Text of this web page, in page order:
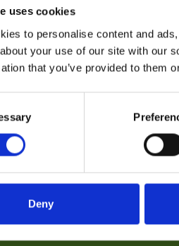
uses cookies
to personalise content and
your use of our site with our
that you’ve provided to them
Deny